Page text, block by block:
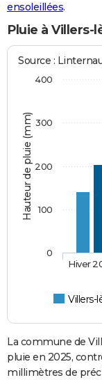
ensoleillées.
Pluie à Villers-
Hauteur de pluie (mm)
Source :
Villers-
Hiver
0
100
200
300
400
La commune de
pluie en 2025,
millimètres de